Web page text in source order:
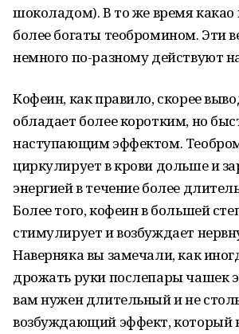
шоколадом). В то же время
более богаты теобромином. Эти
немного по-разному действуют
Кофеин, как правило, скорее
обладает более коротким, но
наступающим эффектом.
циркулирует в крови дольше и
энергией в течение более
Более того, кофеин в большей
стимулирует и возбуждает
Наверняка вы замечали, как
дрожать руки послепары чашек
вам нужен длительный и не
возбуждающий эффект, который